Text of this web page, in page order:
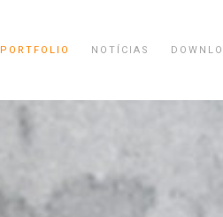
PORTFOLIO NOTÍCIAS